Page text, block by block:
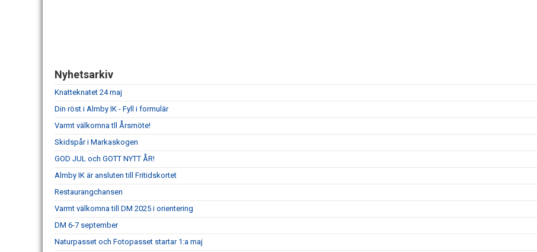
Nyhetsarkiv
Knatteknatet 24 maj
Din röst i Almby IK - Fyll i formulär
Varmt välkomna tll Årsmöte!
Skidspår i Markaskogen
GOD JUL och GOTT NYTT ÅR!
Almby IK är ansluten till Fritidskortet
Restaurangchansen
Varmt välkomna till DM 2025 i orientering
DM 6-7 september
Naturpasset och Fotopasset startar 1:a maj